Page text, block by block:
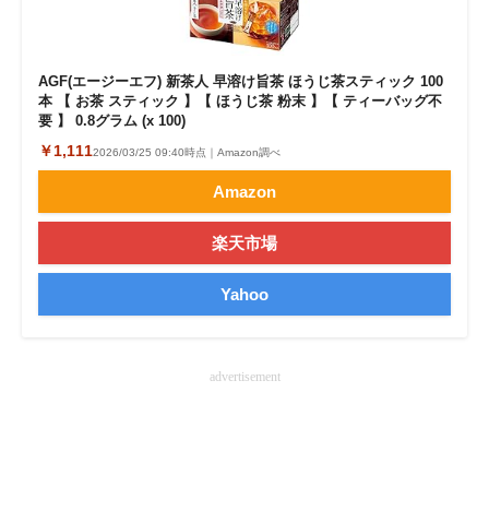
企業ITのトレンドを詳説
経営リーダーのコミュニティ
マーケ×ITの今がよく分かる
ITエンジニア向け専門サイト
企業向けIT製品の総合サイト
AGF(エージーエフ) 新茶人 早溶け旨茶 ほうじ茶スティック 100
本 【 お茶 スティック 】【 ほうじ茶 粉末 】【 ティーバッグ不
要 】 0.8グラム (x 100)
￥1,1112026/03/25 09:40時点｜Amazon調べ
Amazon
楽天市場
Yahoo
advertisement